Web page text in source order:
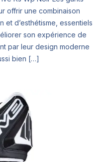
offrir une combinaison
d’esthétisme, essentiels
son expérience de
par leur design moderne
bien […]